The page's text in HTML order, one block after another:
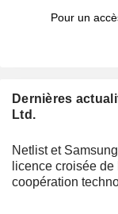
Pour un
Dernières
Ltd.
Netlist et
licence croisée
coopération